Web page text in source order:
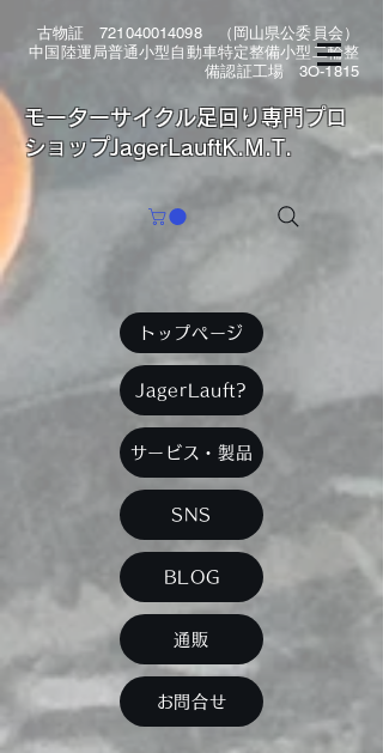
古物証 721040014098（岡山県公委員会）
中国陸運局普通小型自動車特定整備小型二輪整
備認証工場 3O-1815
​モーターサイクル足回り専門プロ
ショップJagerLauftK.M.T.
トップページ
JagerLauft?
サービス・製品
SNS
BLOG
通販
お問合せ